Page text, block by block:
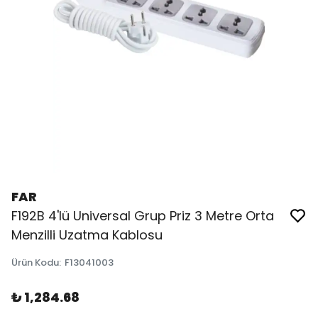
FAR
F192B 4'lü Universal Grup Priz 3 Metre Orta
Menzilli Uzatma Kablosu
Ürün Kodu: F13041003
₺ 1,284.68